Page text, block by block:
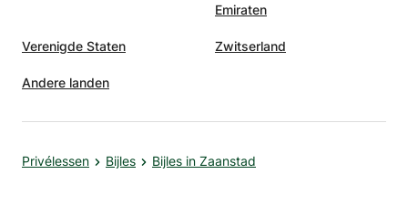
Emiraten
Verenigde Staten Zwitserland
Andere landen
Privélessen Bijles Bijles in Zaanstad